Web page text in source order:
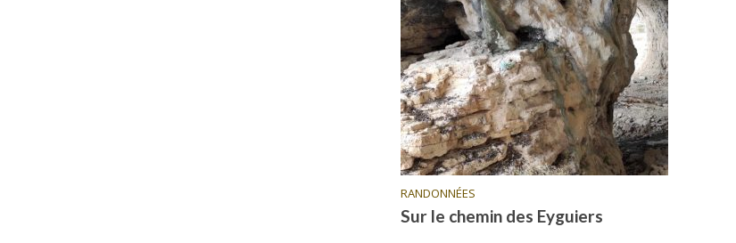
RANDONNÉES
Sur le chemin des Eyguiers